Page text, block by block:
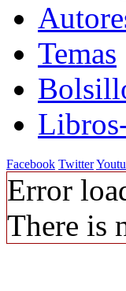
Temas
Facebook Twitter
Error
There is